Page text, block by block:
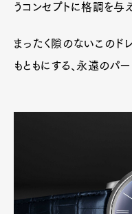
うコンセプトに格調を与え
まったく隙のないこのド
もともにする、永遠のパ